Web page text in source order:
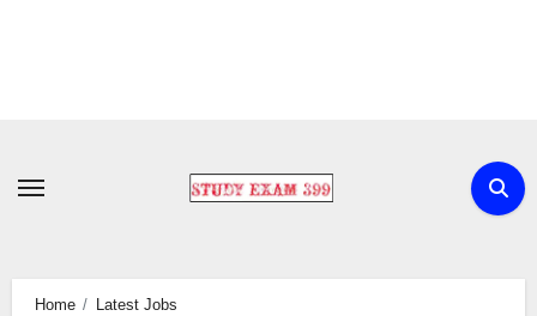
content
Home
Latest Jobs